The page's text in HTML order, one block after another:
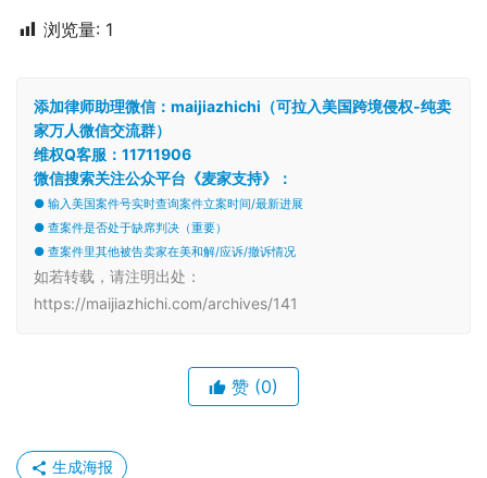
浏览量: 1
添加律师助理微信：maijiazhichi（可拉入美国跨境侵权-纯卖
家万人微信交流群）
维权Q客服：11711906
微信搜索关注公众平台《麦家支持》：
● 输入美国案件号实时查询案件立案时间/最新进展
● 查案件是否处于缺席判决（重要）
● 查案件里其他被告卖家在美和解/应诉/撤诉情况
如若转载，请注明出处：
https://maijiazhichi.com/archives/141
赞 (0)
生成海报